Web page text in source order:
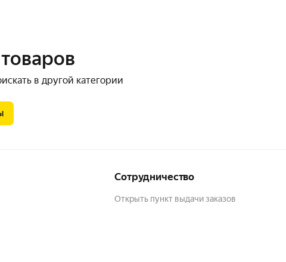
в другой категории
Сотрудничество
Открыть пункт выдачи заказов